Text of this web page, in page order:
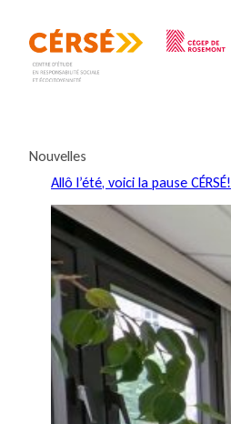
contenu
Nouvelles
Allô l’été, voici la pause CÉRSÉ!